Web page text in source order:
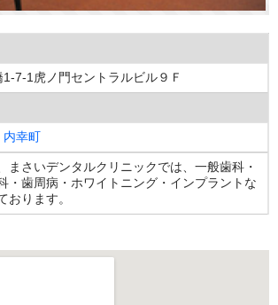
1-7-1虎ノ門セントラルビル９Ｆ
内幸町
まさいデンタルクリニックでは、一般歯科・
・歯周病・ホワイトニング・インプラントな
おります。